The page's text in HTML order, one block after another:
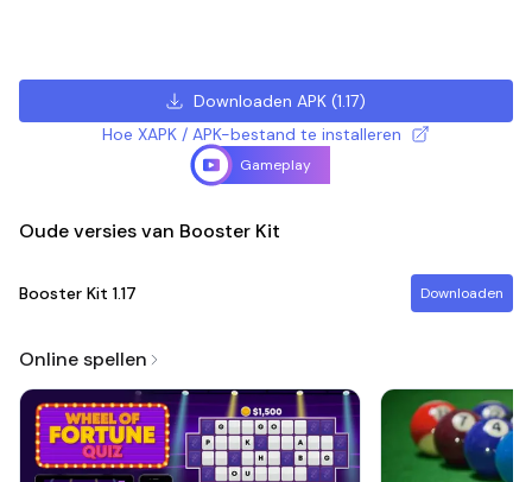
Downloaden APK (1.17)
Hoe XAPK / APK-bestand te installeren
Gameplay
Oude versies van Booster Kit
Booster Kit 1.17 Downloaden
Online spellen